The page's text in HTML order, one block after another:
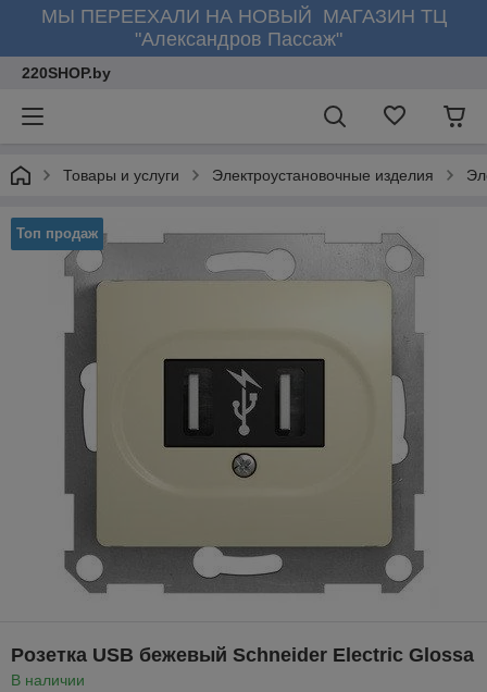
МЫ ПЕРЕЕХАЛИ НА НОВЫЙ МАГАЗИН ТЦ
"Александров Пассаж"
220SHOP.by
Товары и услуги Электроустановочные изделия
Топ продаж
Розетка USB бежевый Schneider Electric Glossa
В наличии